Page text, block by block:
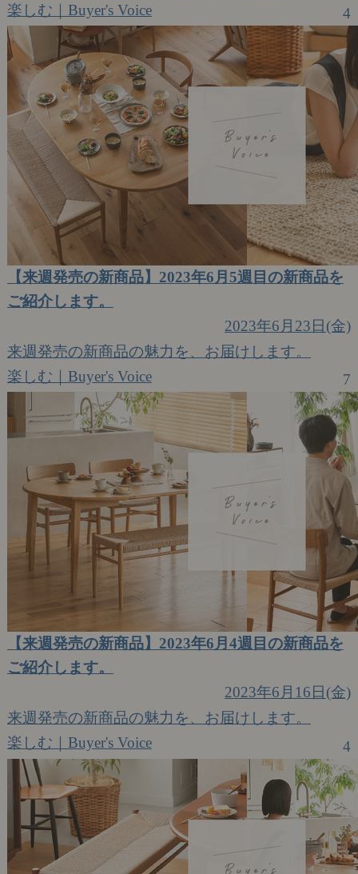
楽しむ｜Buyer's Voice
4
【来週発売の新商品】2023年6月5週目の新商品を
ご紹介します。
2023年6月23日(金)
来週発売の新商品の魅力を、お届けします。
楽しむ｜Buyer's Voice
7
【来週発売の新商品】2023年6月4週目の新商品を
ご紹介します。
2023年6月16日(金)
来週発売の新商品の魅力を、お届けします。
楽しむ｜Buyer's Voice
4